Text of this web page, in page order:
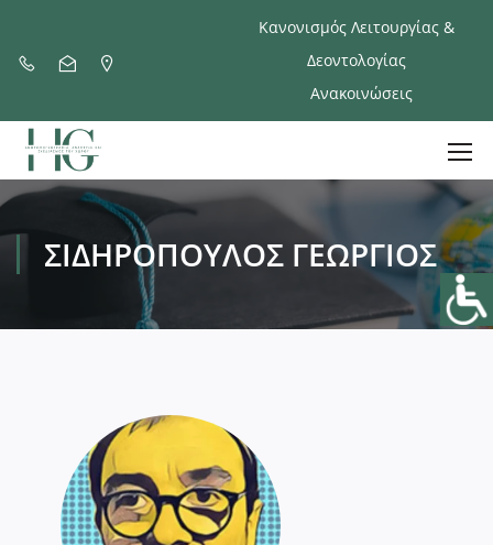
Κανονισμός Λειτουργίας &
Δεοντολογίας
Ανακοινώσεις
ΣΙΔΗΡΌΠΟΥΛΟΣ ΓΕΏΡΓΙΟΣ